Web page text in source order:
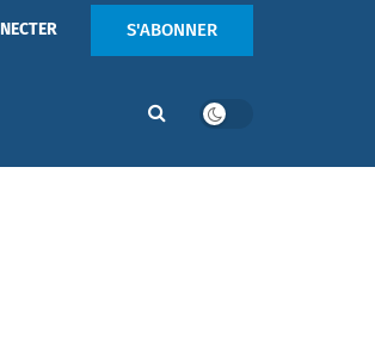
S'ABONNER